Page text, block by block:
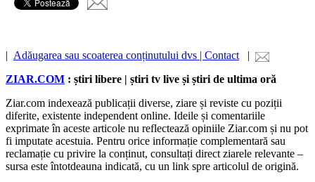
| Adăugarea sau scoaterea conținutului dvs | Contact|
ZIAR.COM : știri libere | știri tv live și știri de ultima oră
Ziar.com indexează publicații diverse, ziare și reviste cu poziții
diferite, existente independent online. Ideile și comentariile
exprimate în aceste articole nu reflectează opiniile Ziar.com și nu pot
fi imputate acestuia. Pentru orice informație complementară sau
reclamație cu privire la conținut, consultați direct ziarele relevante –
sursa este întotdeauna indicată, cu un link spre articolul de origină.